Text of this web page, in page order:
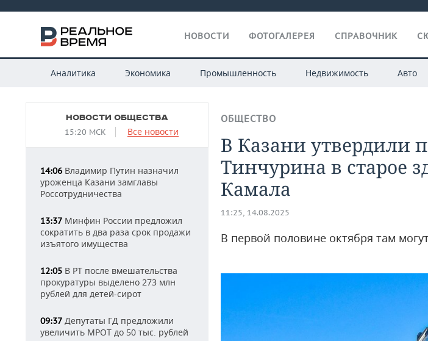
НОВОСТИ ФОТОГАЛЕРЕЯ СПРАВОЧНИК
Аналитика Экономика Промышленность Недвижимость Авто
НОВОСТИ ОБЩЕСТВА
15:20 МСК Все новости
14:06 Владимир Путин назначил
уроженца Казани замглавы
Россотрудничества
13:37 Минфин России предложил
сократить в два раза срок продажи
изъятого имущества
12:05 В РТ после вмешательства
прокуратуры выделено 273 млн
рублей для детей-сирот
09:37 Депутаты ГД предложили
увеличить МРОТ до 50 тыс. рублей
ОБЩЕСТВО
В Казани утвердили
Тинчурина в старое
Камала
11:25, 14.08.2025
В первой половине октября там